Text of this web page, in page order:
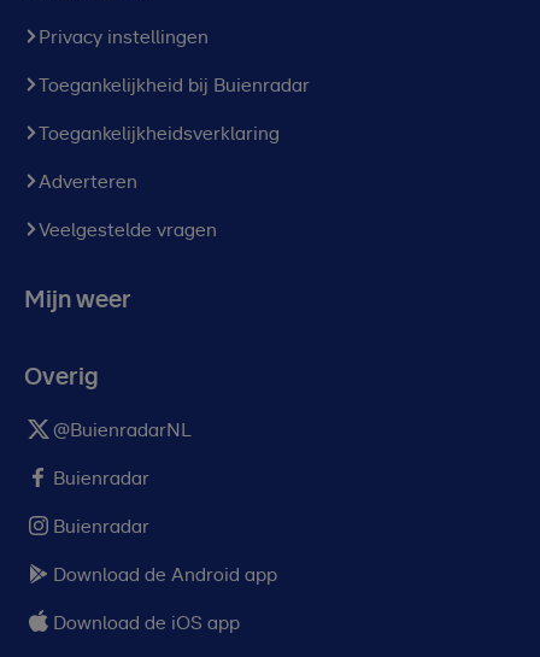
Privacy instellingen
Toegankelijkheid bij Buienradar
Toegankelijkheidsverklaring
Adverteren
Veelgestelde vragen
Mijn weer
Overig
@BuienradarNL
Buienradar
Buienradar
Download de Android app
Download de iOS app